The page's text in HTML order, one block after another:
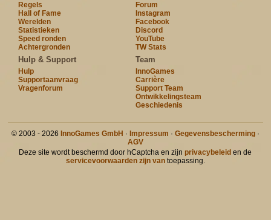
Regels
Hall of Fame
Werelden
Statistieken
Speed ronden
Achtergronden
Forum
Instagram
Facebook
Discord
YouTube
TW Stats
Hulp & Support
Hulp
Supportaanvraag
Vragenforum
Team
InnoGames
Carrière
Support Team
Ontwikkelingsteam
Geschiedenis
© 2003 - 2026 InnoGames GmbH · Impressum · Gegevensbescherming·
AGV
Deze site wordt beschermd door hCaptcha en zijnprivacybeleid en de
servicevoorwaarden zijn vantoepassing.